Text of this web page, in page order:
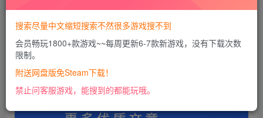
您当前未登录！建议登陆后购买，可保存购买订单
账号密码错误或需要验证码，进售后扣裙1050974489
使用教程：
https://docs.qq.com/doc/DU0VHUUFRS2xDa1Jp
搜索尽量中文缩短搜索不然很多游戏搜不到
会员畅玩1800+款游戏~~每周更新6-7款新游戏，没有下载次数
限制。
附送网盘版免Steam下载！
禁止问客服游戏，能搜到的都能玩哦。